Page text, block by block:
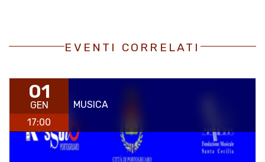
EVENTI CORRELATI
01
GEN
17:00
MUSICA